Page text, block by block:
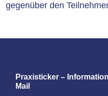
gegenüber den
Praxisticker –
Mail